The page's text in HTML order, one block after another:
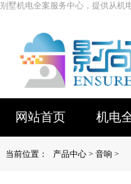
别墅机电全案服务中心，提供从机
网站首页 机电
当前位置： 产品中心 > 音响 >